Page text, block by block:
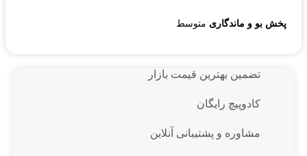
پخش بو و ماندگاری متوسط
تضمین بهترین قیمت بازار
کادوپیچ رایگان
مشاوره و پشتیبانی آنلاین